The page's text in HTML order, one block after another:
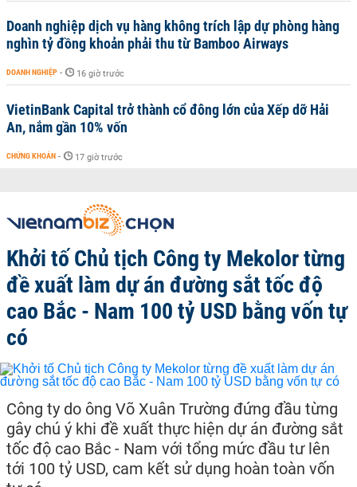
Doanh nghiệp dịch vụ hàng không trích lập dự phòng hàng
nghìn tỷ đồng khoản phải thu từ Bamboo Airways
DOANH NGHIỆP - 16 giờ trước
VietinBank Capital trở thành cổ đông lớn của Xếp dỡ Hải
An, nắm gần 10% vốn
CHỨNG KHOÁN - 17 giờ trước
Khởi tố Chủ tịch Công ty Mekolor từng
đề xuất làm dự án đường sắt tốc độ
cao Bắc - Nam 100 tỷ USD bằng vốn tự
có
Công ty do ông Võ Xuân Trường đứng đầu từng
gây chú ý khi đề xuất thực hiện dự án đường sắt
tốc độ cao Bắc - Nam với tổng mức đầu tư lên
tới 100 tỷ USD, cam kết sử dụng hoàn toàn vốn